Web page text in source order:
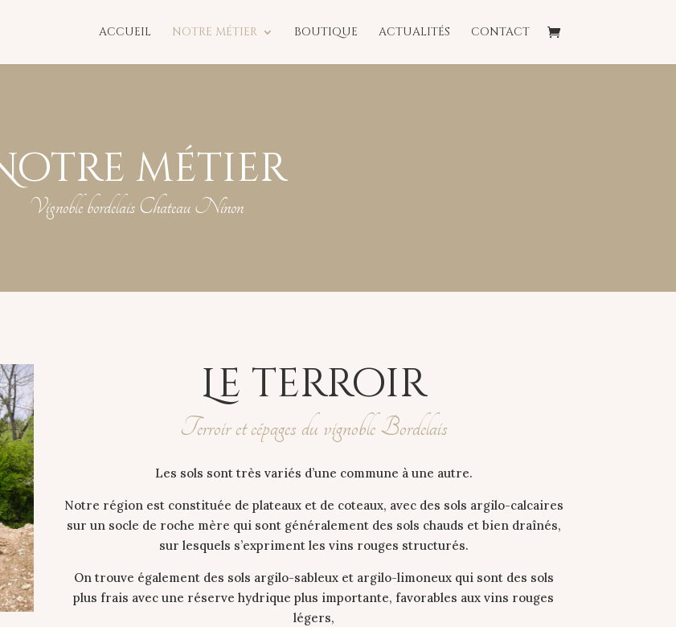
ACCUEIL NOTRE MÉTIER BOUTIQUE ACTUALITÉS CONTACT
métier
Vignoble bordelais Chateau Ninon
Le terroir
Terroir et cépages du vignoble Bordelais
Les sols sont très variés d’une commune à une autre.
Notre région est constituée de plateaux et de coteaux, avec des sols argilo-calcaires
sur un socle de roche mère qui sont généralement des sols chauds et bien draînés,
sur lesquels s’expriment les vins rouges structurés.
On trouve également des sols argilo-sableux et argilo-limoneux qui sont des sols
plus frais avec une réserve hydrique plus importante, favorables aux vins rouges
légers,